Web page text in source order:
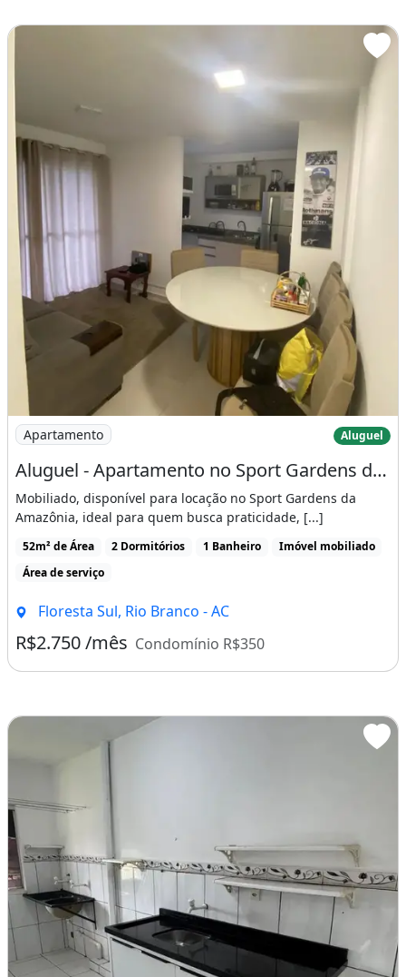
Imagem: Aluguel - Apartamento no Sport Gardens da
Apartamento Aluguel
Aluguel - Apartamento no Sport Gardens da Amazônia
Mobiliado, disponível para locação no Sport Gardens da
Amazônia, ideal para quem busca praticidade, [...]
52m² de Área 2 Dormitórios 1 Banheiro
Imóvel mobiliado
Área de serviço
Floresta Sul, Rio Branco - AC
R$2.750 /mês Condomínio R$350